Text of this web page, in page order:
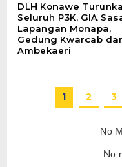
DLH Konawe
Seluruh P3K, GIA
Lapangan Monapa,
Gedung Kwarcab
Ambekaeri
1 2 3
No
No